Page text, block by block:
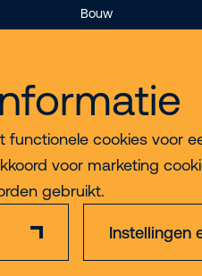
cookies voor
voor marketing
gebruikt.
Instellingen
Bouw
Installatietechniek